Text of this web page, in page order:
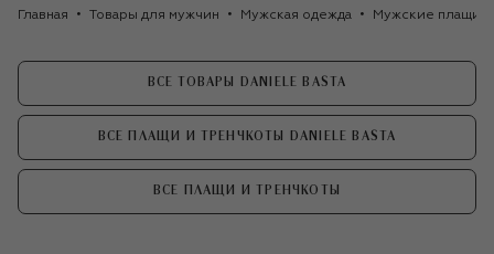
Главная Товары для мужчин Мужская одежда Мужские плащи
ВСЕ ТОВАРЫ DANIELE BASTA
ВСЕ ПЛАЩИ И ТРЕНЧКОТЫ DANIELE BASTA
ВСЕ ПЛАЩИ И ТРЕНЧКОТЫ